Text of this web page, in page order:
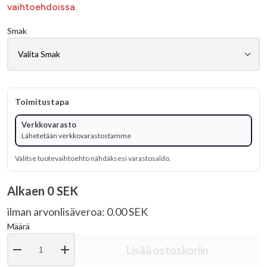
vaihtoehdoissa.
Smak
Toimitustapa
Verkkovarasto
Lähetetään verkkovarastostamme
Valitse tuotevaihtoehto nähdäksesi varastosaldo.
Alkaen 0 SEK
ilman arvonlisäveroa: 0.00 SEK
Määrä
remove add Lisää ostoskoriin